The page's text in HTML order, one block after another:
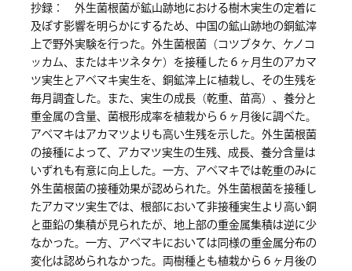
抄録： 外生菌根菌が鉱山跡地における樹木実生の定着に
及ぼす影響を明らかにするため、中国の鉱山跡地の銅鉱滓
上で野外実験を行った。外生菌根菌（コツブタケ、ケノコ
ッカム、またはキツネタケ）を接種した６ヶ月生のアカマ
ツ実生とアベマキ実生を、銅鉱滓上に植栽し、その生残を
毎月調査した。また、実生の成長（乾重、苗高）、養分と
重金属の含量、菌根形成率を植栽から６ヶ月後に調べた。
アベマキはアカマツよりも高い生残を示した。外生菌根菌
の接種によって、アカマツ実生の生残、成長、養分含量は
いずれも有意に向上した。一方、アベマキでは乾重のみに
外生菌根菌の接種効果が認められた。外生菌根菌を接種し
たアカマツ実生では、根部において非接種実生より高い銅
と亜鉛の集積が見られたが、地上部の重金属集積は逆に少
なかった。一方、アベマキにおいては同様の重金属分布の
変化は認められなかった。両樹種とも植栽から６ヶ月後の